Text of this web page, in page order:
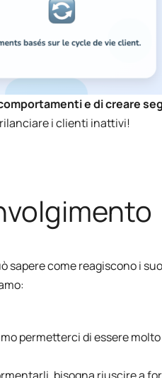
e di creare
i clienti inattivi!
sapere come reagiscono i
permetterci di essere